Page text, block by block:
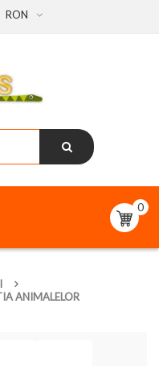
RON
0
ANIMALELOR